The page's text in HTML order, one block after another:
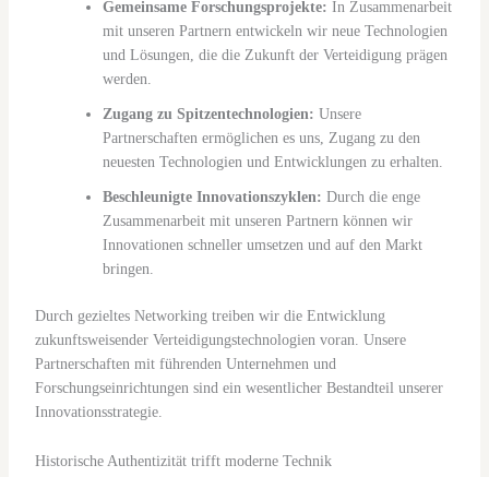
Gemeinsame Forschungsprojekte: In Zusammenarbeit
mit unseren Partnern entwickeln wir neue Technologien
und Lösungen, die die Zukunft der Verteidigung prägen
werden.
Zugang zu Spitzentechnologien: Unsere
Partnerschaften ermöglichen es uns, Zugang zu den
neuesten Technologien und Entwicklungen zu erhalten.
Beschleunigte Innovationszyklen: Durch die enge
Zusammenarbeit mit unseren Partnern können wir
Innovationen schneller umsetzen und auf den Markt
bringen.
Durch gezieltes Networking treiben wir die Entwicklung
zukunftsweisender Verteidigungstechnologien voran. Unsere
Partnerschaften mit führenden Unternehmen und
Forschungseinrichtungen sind ein wesentlicher Bestandteil unserer
Innovationsstrategie.
Historische Authentizität trifft moderne Technik